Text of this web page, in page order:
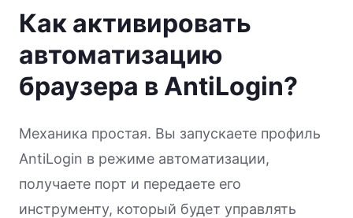
Как активировать
автоматизацию
браузера в AntiLogin?
Механика простая. Вы запускаете профиль
AntiLogin в режиме автоматизации,
получаете порт и передаете его
инструменту, который будет управлять